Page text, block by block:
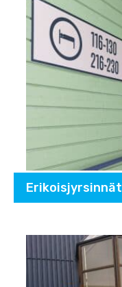
Erikoisjyrsinnät